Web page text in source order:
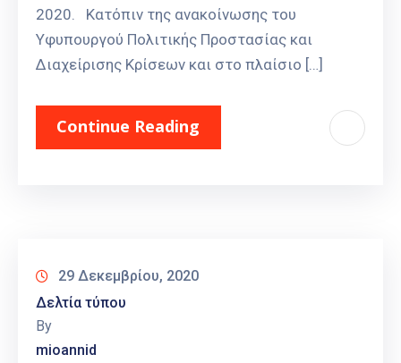
2020. Κατόπιν της ανακοίνωσης του
Υφυπουργού Πολιτικής Προστασίας και
Διαχείρισης Κρίσεων και στο πλαίσιο […]
Continue Reading
29 Δεκεμβρίου, 2020
Δελτία τύπου
By
mioannid